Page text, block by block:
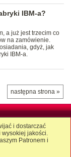
IBM-a?
a już jest trzecim co
na zamówienie.
gdyż, jak
IBM-a.
następna strona »
i dostarczać
wysokiej jakości.
Patronem i